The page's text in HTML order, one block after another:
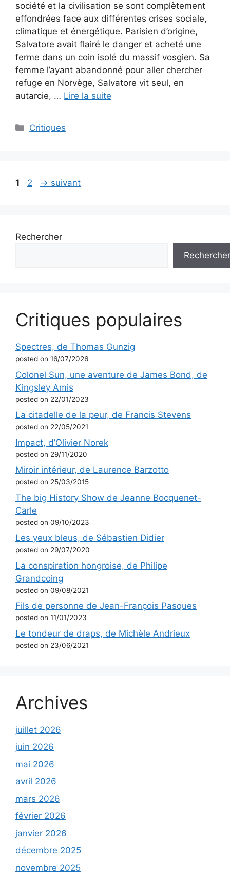
société et la civilisation se sont complètement
effondrées face aux différentes crises sociale,
climatique et énergétique. Parisien d’origine,
Salvatore avait flairé le danger et acheté une
ferme dans un coin isolé du massif vosgien. Sa
femme l’ayant abandonné pour aller chercher
refuge en Norvège, Salvatore vit seul, en
autarcie, … Lire la suite
Critiques
1 2 → suivant
Rechercher
Rechercher
Critiques populaires
Spectres, de Thomas Gunzig
posted on 16/07/2026
Colonel Sun, une aventure de James Bond, de
Kingsley Amis
posted on 22/01/2023
La citadelle de la peur, de Francis Stevens
posted on 22/05/2021
Impact, d’Olivier Norek
posted on 29/11/2020
Miroir intérieur, de Laurence Barzotto
posted on 25/03/2015
The big History Show de Jeanne Bocquenet-
Carle
posted on 09/10/2023
Les yeux bleus, de Sébastien Didier
posted on 29/07/2020
La conspiration hongroise, de Philipe
Grandcoing
posted on 09/08/2021
Fils de personne de Jean-François Pasques
posted on 11/01/2023
Le tondeur de draps, de Michèle Andrieux
posted on 23/06/2021
Archives
juillet 2026
juin 2026
mai 2026
avril 2026
mars 2026
février 2026
janvier 2026
décembre 2025
novembre 2025